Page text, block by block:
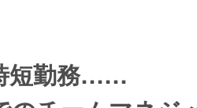
短勤務……